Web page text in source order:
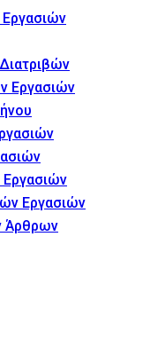
Εργασιών
Εργασιών
Άρθρων